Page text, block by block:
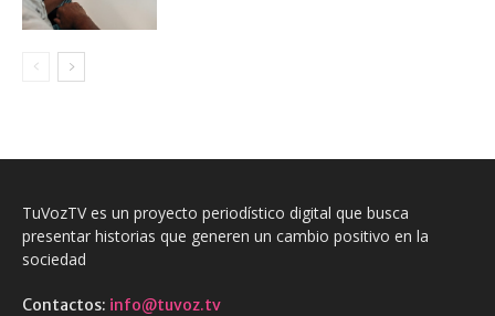
TuVozTV es un proyecto periodístico digital que busca
presentar historias que generen un cambio positivo en la
sociedad
Contactos: info@tuvoz.tv